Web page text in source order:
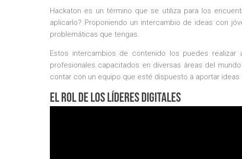
Hackaton es un término que se utiliza para los
aplicarlo? Proponiendo un intercambio de ideas con
problemáticas que tengas.
Estos intercambios de contenido los puedes
profesionales capacitados en diversas áreas del
contar con un equipo que esté dispuesto a aportar
El rol de los líderes digitales